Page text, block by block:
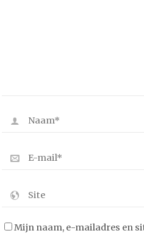
Mijn naam, e-mailadres en